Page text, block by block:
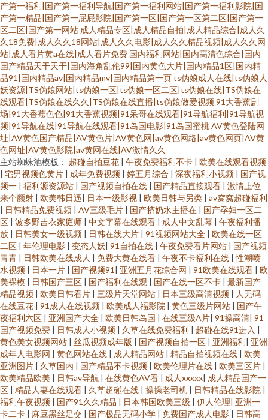
产第一福利|国产第一福利导航|国产第一福利网站|国产第一福利影院|国
产第一精品|国产第一屁屁影院|国产第一区|国产第一区第二区|国产第一
区二区|国产第一网站 成人精品专区|成人精品自拍|成人精品综合|成人久
久18免费|成人久久18网站|成人久久电影|成人久久精品视频|成人久久网
站|成人看片黄a在线|成人看片免费 国内福利网站|国内高清色综合|国内
国产精品天干天干|国内海角乱伦99|国内黄色大片|国内精品1区|国内精
品91|国内精品av|国内精品mv|国内精品第一页ts伪娘成人在线|ts伪娘人
妖资源|TS伪娘网站|ts伪娘一区|ts伪娘一区二区|ts伪娘在线|TS伪娘在
线观看|TS伪娘在线久久|TS伪娘在线直播|ts伪娘做爱视频91大香蕉剧
场|91大香蕉色色|91大香蕉视频|91呆哥在线观看|91导航福利|91导航视
频|91导航在线|91导航在线观看|91岛国电影|91岛国蜜桃AV黄色登陆网
址|AV黄色国产精品|AV黄色片|AV黄色网|av黄色网络|av黄色网页|AV黄
色网址|AV黄色影院|av黄网在线|AV激情久久
主站蜘蛛池模板： 超碰自拍豆花 | 午夜免费福利不卡 | 欧美在线观看视频
| 宅男视频色黄片 | 成年免费视频 | 婷五月综合 | 深夜福利小视频 | 国产视
频一 | 福利源资源站 | 国产视频自拍在线 | 国产精品直接观看 | 激情上位
来个颜射 | 欧美韩日逼| 日本一级影视 | 欧美日韩与另类 | av窝窝超碰福利
| 日韩精品免费视频 | AV三级毛片 | 国产挤奶水主播在 | 国产孕妇一区二
区 | 波多野吉衣家庭师 | 中文字幕在线观看 | 成人中文乱幕 | 午夜福利播
放 | 日韩美女一级视频 | 日韩在线大片 | 91视频网站大全 | 欧美在线一区
二区 | 年伦理电影 | 变态人妖| 91自拍在线 | 午夜免费看片网站 | 国产视频
青青 | 日韩欧美在线成人 | 免费大黄在线看 | 午夜不卡福利在线 |性潮喷
水视频 | 日本一片 | 国产视频91 | 亚洲五月花综合网 | 91欧美在线观看 | 欧
美裸模 | 日韩国产三区 | 国产福利在线观 | 国产在线一区不卡 | 最新国产
精品视频 | 欧美日韩看片 | 三级片天堂网站 | 日本三级高清视频 | 人无码
在线豆花 | 91成人在线视频 | 欧美成人福影院 | 黄色三级片网站 | 国产午
夜福利六区 | 亚洲国产大全 | 欧美日韩岛国 | 在线三级A片| 91操高清| 91
国产视频免费 | 日韩成人小视频 | 久草在线免费福利 | 超碰在线91进入 |
黄色美女视频网站 | 丝瓜视频成年版 | 国产视频自拍一区 | 亚洲福利| 亚洲
成年人电影网 | 黄色网站在线 | 成人精品网站 | 精品自拍视频在线 | 欧美
亚洲图片 | 久草国内 | 国产精品不卡视频 | 欧美伦理片在线 | 欧美三区片 |
欧美精品欧美 | 日韩av导航 | 在线黄色AV看 | 成人xxxxx| 成人精品国产一
区 | 精品人妻在线观看 | 久草超碰在线 | 操操老司机 | 日韩精品在线影院 |
福利午夜视频 | 国产91久久精品 | 日本韩国欧美三级 | 伊人伦理| 亚洲一
卡二卡 | 麻豆黑丝足交 | 国产极品无码小学 | 免费国产成人电影 | 日韩高